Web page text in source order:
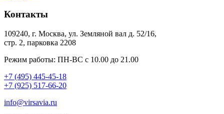
Контакты
109240, г. Москва, ул. Земляной вал д. 52/16,
стр. 2, парковка 2208
Режим работы: ПН-ВС с 10.00 до 21.00
+7 (495) 445-45-18
+7 (925) 517-66-20
info@virsavia.ru